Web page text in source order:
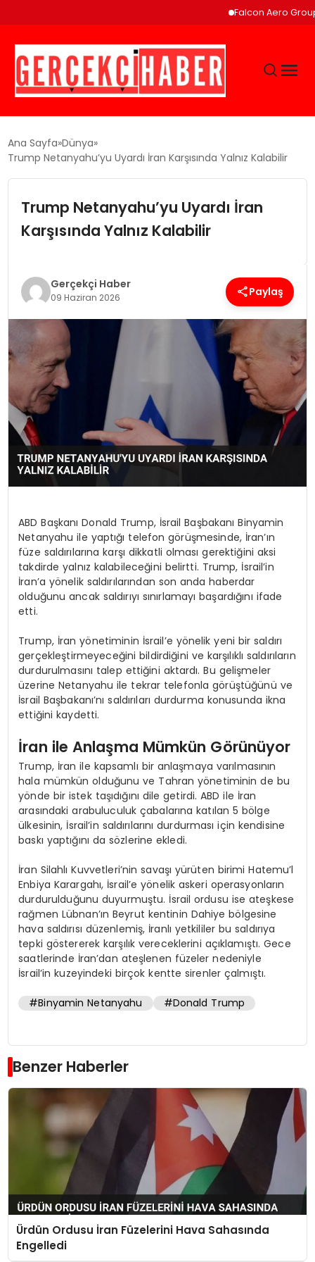
Falcon Aero Group,
GÜNCEL
EĞITIM
EKONOMI
SAĞLIK
SPOR
TEKNOLOJI
YAŞAM
Ana Sayfa Dünya
Trump Netanyahu’yu Uyardı İran Karşısında Yalnız Kalabilir
Trump Netanyahu’yu Uyardı İran
Karşısında Yalnız Kalabilir
Gerçekçi Haber
09 Haziran 2026 Paylaş
ABD Başkanı Donald Trump, İsrail Başbakanı Binyamin
Netanyahu ile yaptığı telefon görüşmesinde, İran’ın
füze saldırılarına karşı dikkatli olması gerektiğini aksi
takdirde yalnız kalabileceğini belirtti. Trump, İsrail’in
İran’a yönelik saldırılarından son anda haberdar
olduğunu ancak saldırıyı sınırlamayı başardığını ifade
etti.
Trump, İran yönetiminin İsrail’e yönelik yeni bir saldırı
gerçekleştirmeyeceğini bildirdiğini ve karşılıklı saldırıların
durdurulmasını talep ettiğini aktardı. Bu gelişmeler
üzerine Netanyahu ile tekrar telefonla görüştüğünü ve
İsrail Başbakanı’nı saldırıları durdurma konusunda ikna
ettiğini kaydetti.
İran ile Anlaşma Mümkün Görünüyor
Trump, İran ile kapsamlı bir anlaşmaya varılmasının
hala mümkün olduğunu ve Tahran yönetiminin de bu
yönde bir istek taşıdığını dile getirdi. ABD ile İran
arasındaki arabuluculuk çabalarına katılan 5 bölge
ülkesinin, İsrail’in saldırılarını durdurması için kendisine
baskı yaptığını da sözlerine ekledi.
İran Silahlı Kuvvetleri’nin savaşı yürüten birimi Hatemu’l
Enbiya Karargahı, İsrail’e yönelik askeri operasyonların
durdurulduğunu duyurmuştu. İsrail ordusu ise ateşkese
rağmen Lübnan’ın Beyrut kentinin Dahiye bölgesine
hava saldırısı düzenlemiş, İranlı yetkililer bu saldırıya
tepki göstererek karşılık vereceklerini açıklamıştı. Gece
saatlerinde İran’dan ateşlenen füzeler nedeniyle
İsrail’in kuzeyindeki birçok kentte sirenler çalmıştı.
#Binyamin Netanyahu #Donald Trump
Benzer Haberler
Ürdün Ordusu İran Füzelerini Hava Sahasında
Engelledi